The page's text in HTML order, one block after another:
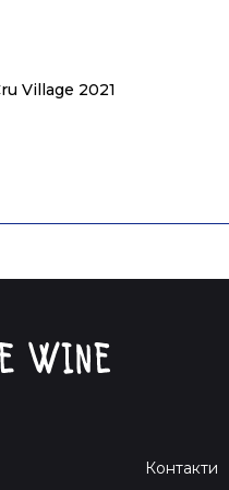
Village 2021
Контакти